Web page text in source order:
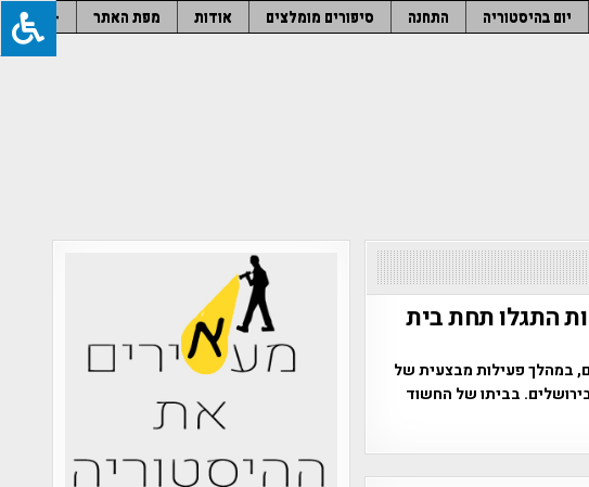
יום בהיסטוריה התחנה סיפורים מומלצים אודות מפת האתר –
התגלו תחת בית
במהלך פעילות מבצעית של
בביתו של החשוד